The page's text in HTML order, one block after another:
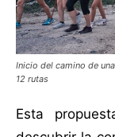
Inicio del camino de
12 rutas
Esta